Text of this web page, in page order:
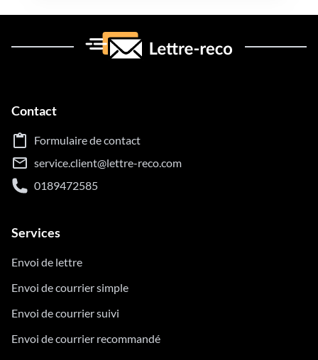
Contact
Formulaire de contact
service.client@lettre-reco.com
0189472585
Services
Envoi de lettre
Envoi de courrier simple
Envoi de courrier suivi
Envoi de courrier recommandé